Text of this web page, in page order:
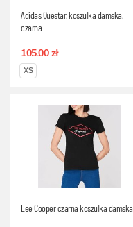
Adidas Questar, koszulka damska,
czarna
105.00 zł
XS
Lee Cooper czarna koszulka damska